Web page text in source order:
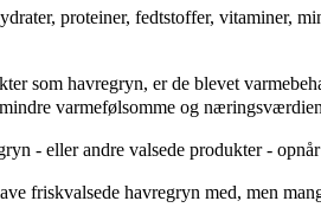
proteiner, fedtstoffer, vitaminer,
som havregryn, er de blevet
varmefølsomme og
- eller andre valsede produkter -
friskvalsede havregryn med, men